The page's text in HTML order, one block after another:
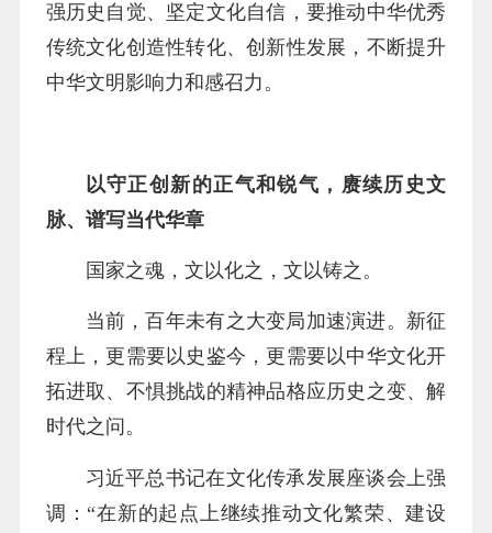
强历史自觉、坚定文化自信，要推动中华优秀
传统文化创造性转化、创新性发展，不断提升
中华文明影响力和感召力。
以守正创新的正气和锐气，赓续历史文
脉、谱写当代华章
国家之魂，文以化之，文以铸之。
当前，百年未有之大变局加速演进。新征
程上，更需要以史鉴今，更需要以中华文化开
拓进取、不惧挑战的精神品格应历史之变、解
时代之问。
习近平总书记在文化传承发展座谈会上强
调：“在新的起点上继续推动文化繁荣、建设